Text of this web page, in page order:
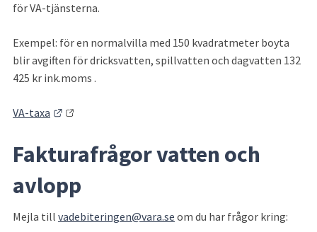
för VA-tjänsterna.
Exempel: för en normalvilla med 150 kvadratmeter boyta
blir avgiften för dricksvatten, spillvatten och dagvatten 132
425 kr ink.moms .
VA-taxa Länk till annan webbplats.
Fakturafrågor vatten och
avlopp
Mejla till vadebiteringen@vara.se om du har frågor kring: